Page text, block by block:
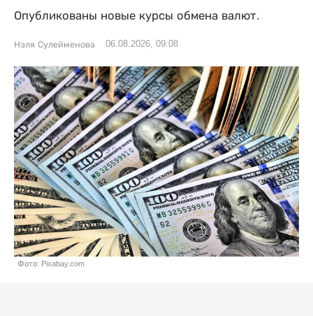
Опубликованы новые курсы обмена валют.
Нэля Сулейменова 06.08.2026, 09:08
Фото: Pixabay.com